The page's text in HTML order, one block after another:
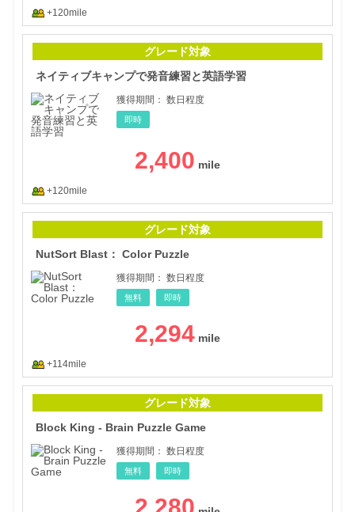
+120mile
グレード対象
ネイティブキャンプで発音練習と英語学習
獲得期間： 数日程度
即時
2,400
+120mile
グレード対象
NutSort Blast： Color Puzzle
獲得期間： 数日程度
無料 即時
2,294
+114mile
グレード対象
Block King - Brain Puzzle Game
獲得期間： 数日程度
無料 即時
2,280